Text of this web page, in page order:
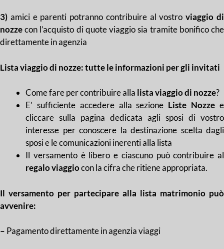
3) amici e parenti potranno contribuire al vostroviaggio di
nozzecon l’acquisto di quote viaggio sia tramite bonifico che
direttamente in agenzia
Lista viaggio di nozze: tutte le informazioni per gli invitati
Come fare per contribuire alla lista viaggio di nozze?
E’ sufficiente accedere alla sezione Liste Nozze e
cliccare sulla pagina dedicata agli sposi di vostro
interesse per conoscere la destinazione scelta dagli
sposi e le comunicazioni inerenti alla lista
Il versamento è libero e ciascuno può contribuire al
regalo viaggiocon la cifra che ritiene appropriata.
Il versamento per partecipare alla lista matrimonio può
avvenire:
– Pagamento direttamente in agenzia viaggi